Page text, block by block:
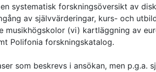
systematisk forskningsöversikt av
av självvärderingar, kurs- och
musikhögskolor (vi) kartläggning av
Polifonia forskningskatalog.
som beskrevs i ansökan, men p.g.a.